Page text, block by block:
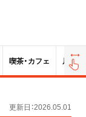
喫茶・カフェ 居酒屋
更新日：2026.05.01